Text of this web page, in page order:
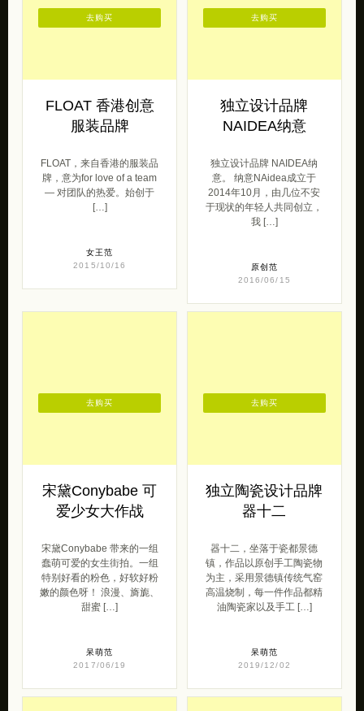
FLOAT 香港创意
服装品牌
FLOAT，来自香港的服装品
牌，意为for love of a team
— 对团队的热爱。始创于
[…]
女王范
2015/10/16
去购买
独立设计品牌
NAIDEA纳意
独立设计品牌 NAIDEA纳
意。 纳意NAidea成立于
2014年10月，由几位不安
于现状的年轻人共同创立，
我 […]
原创范
2016/06/15
去购买
宋黛Conybabe 可
爱少女大作战
宋黛Conybabe 带来的一组
蠢萌可爱的女生街拍。一组
特别好看的粉色，好软好粉
嫩的颜色呀！ 浪漫、旖旎、
甜蜜 […]
呆萌范
2017/06/19
去购买
独立陶瓷设计品牌
器十二
器十二，坐落于瓷都景德
镇，作品以原创手工陶瓷物
为主，采用景德镇传统气窑
高温烧制，每一件作品都精
油陶瓷家以及手工 […]
呆萌范
2019/12/02
去购买